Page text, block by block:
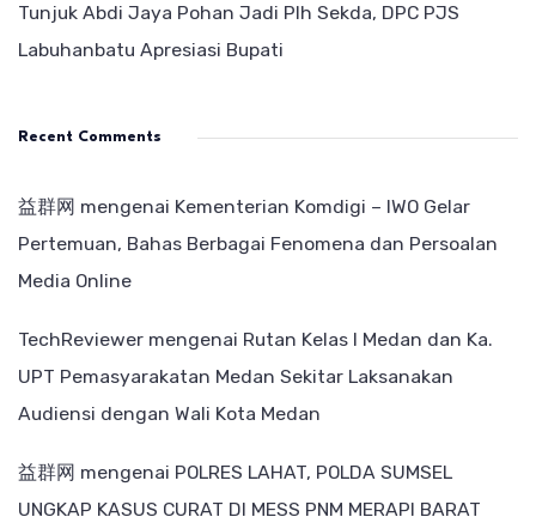
Tunjuk Abdi Jaya Pohan Jadi Plh Sekda, DPC PJS
Labuhanbatu Apresiasi Bupati
Recent Comments
益群网 mengenai Kementerian Komdigi – IWO Gelar
Pertemuan, Bahas Berbagai Fenomena dan Persoalan
Media Online
TechReviewer mengenai Rutan Kelas I Medan dan Ka.
UPT Pemasyarakatan Medan Sekitar Laksanakan
Audiensi dengan Wali Kota Medan
益群网 mengenai POLRES LAHAT, POLDA SUMSEL
UNGKAP KASUS CURAT DI MESS PNM MERAPI BARAT